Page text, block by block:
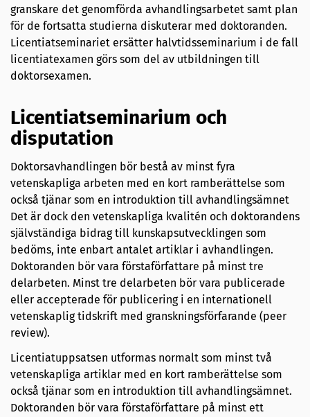
granskare det genomförda avhandlingsarbetet samt plan
för de fortsatta studierna diskuterar med doktoranden.
Licentiatseminariet ersätter halvtidsseminarium i de fall
licentiatexamen görs som del av utbildningen till
doktorsexamen.
Licentiatseminarium och
disputation
Doktorsavhandlingen bör bestå av minst fyra
vetenskapliga arbeten med en kort ramberättelse som
också tjänar som en introduktion till avhandlingsämnet
Det är dock den vetenskapliga kvalitén och doktorandens
självständiga bidrag till kunskapsutvecklingen som
bedöms, inte enbart antalet artiklar i avhandlingen.
Doktoranden bör vara förstaförfattare på minst tre
delarbeten. Minst tre delarbeten bör vara publicerade
eller accepterade för publicering i en internationell
vetenskaplig tidskrift med granskningsförfarande (peer
review).
Licentiatuppsatsen utformas normalt som minst två
vetenskapliga artiklar med en kort ramberättelse som
också tjänar som en introduktion till avhandlingsämnet.
Doktoranden bör vara förstaförfattare på minst ett